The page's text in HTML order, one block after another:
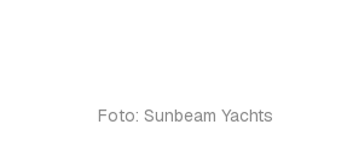
Foto: Sunbeam Yachts